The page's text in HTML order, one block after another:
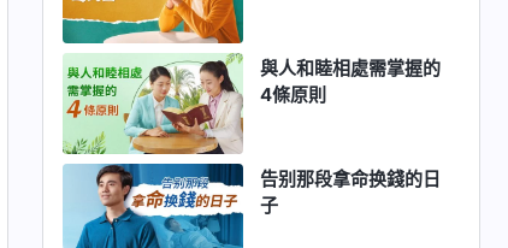
與人和睦相處需掌握的
4條原則
告别那段拿命换錢的日
子